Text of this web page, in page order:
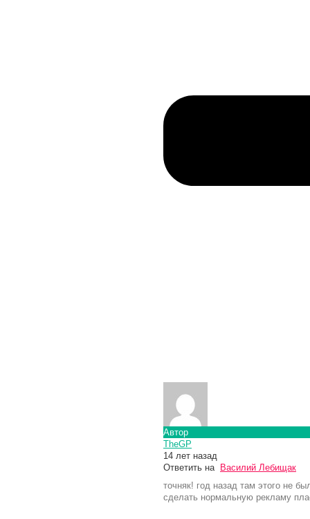
Автор
TheGP
14 лет назад
Ответить на
Василий Лебищак
точняк! год назад там этого не
сделать нормальную рекламу